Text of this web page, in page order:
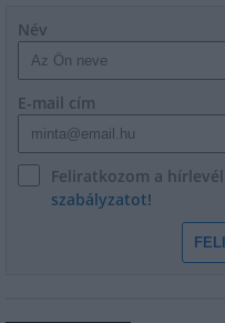
Név
E-mail cím
Feliratkozom a
szabályzatot!